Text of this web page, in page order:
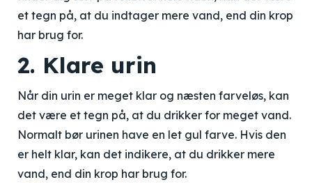
et tegn på, at du indtager mere vand, end din krop
har brug for.
2. Klare urin
Når din urin er meget klar og næsten farveløs, kan
det være et tegn på, at du drikker for meget vand.
Normalt bør urinen have en let gul farve. Hvis den
er helt klar, kan det indikere, at du drikker mere
vand, end din krop har brug for.